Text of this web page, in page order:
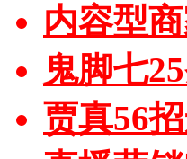
内容型
鬼脚七
贾真56